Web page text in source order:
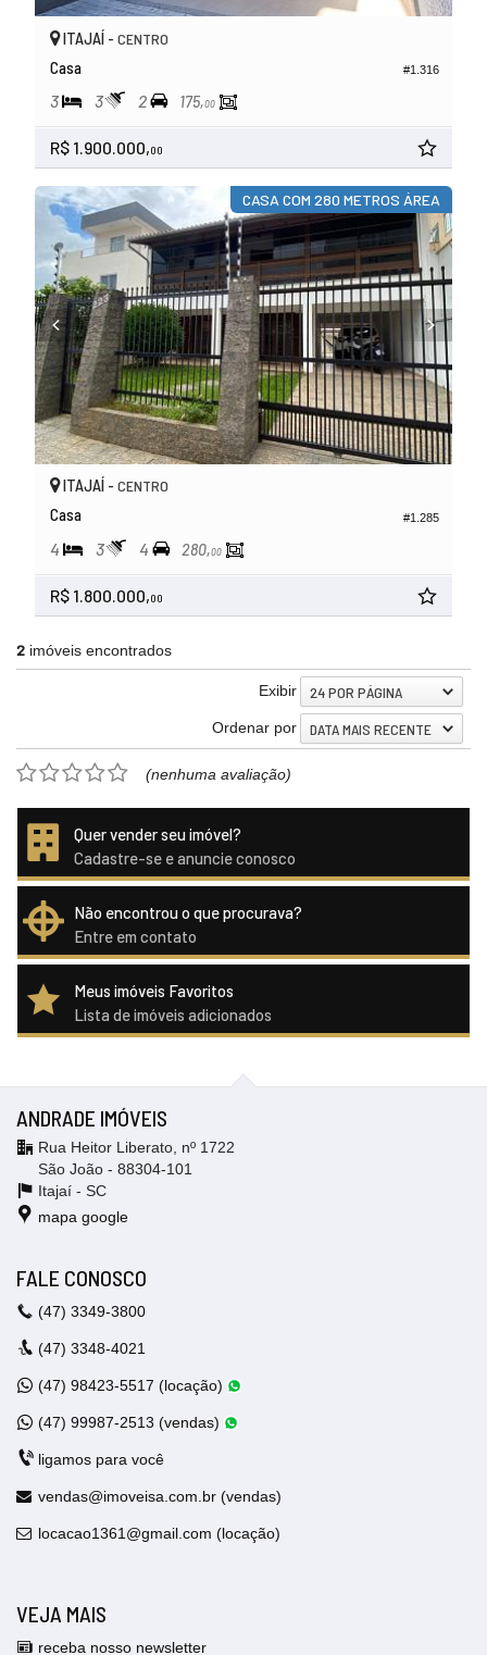
#1.316
ITAJAÍ - CENTRO
Casa
3 3 2 175,00
R$ 1.900.000,00
CASA COM 280 METROS ÁREA
#1.285
ITAJAÍ - CENTRO
Casa
4 3 4 280,00
R$ 1.800.000,00
2 imóveis encontrados
Exibir 24 POR PÁGINA
Ordenar por DATA MAIS RECENTE
(nenhuma avaliação)
Quer vender seu imóvel?
Cadastre-se e anuncie conosco
Não encontrou o que procurava?
Entre em contato
Meus imóveis Favoritos
Lista de imóveis adicionados
ANDRADE IMÓVEIS
Rua Heitor Liberato, nº 1722
São João - 88304-101
Itajaí - SC
mapa google
FALE CONOSCO
(47) 3349-3800
(47) 3348-4021
(47) 98423-5517 (locação)
(47) 99987-2513 (vendas)
ligamos para você
vendas@imoveisa.com.br (vendas)
locacao1361@gmail.com (locação)
VEJA MAIS
receba nosso newsletter